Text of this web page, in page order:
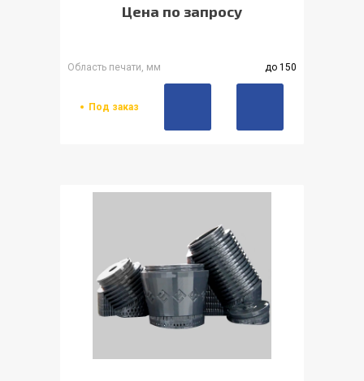
Цена по запросу
Область печати, мм до 150
Под заказ